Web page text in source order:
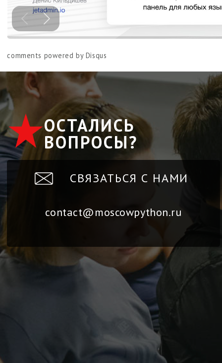
comments powered by Disqus
ОСТАЛИСЬ
ВОПРОСЫ?
СВЯЗАТЬСЯ С НАМИ
contact@moscowpython.ru